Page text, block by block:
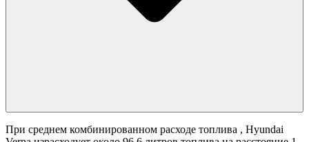
При среднем комбинированном расходе топлива , Hyundai